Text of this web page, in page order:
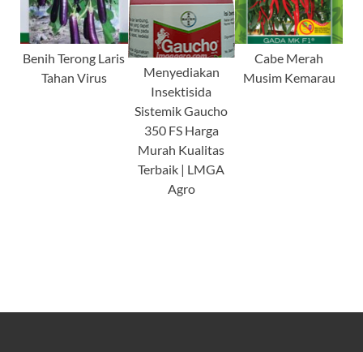
Benih Terong Laris
Tahan Virus
Menyediakan
Insektisida
Sistemik Gaucho
350 FS Harga
Murah Kualitas
Terbaik | LMGA
Agro
Cabe Merah
Musim Kemarau